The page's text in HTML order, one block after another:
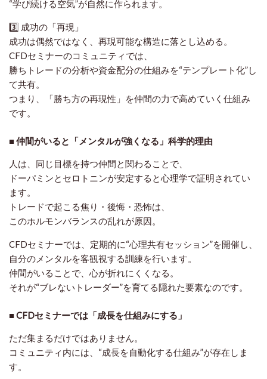
“学び続ける空気”が自然に作られます。
3️⃣ 成功の「再現」
成功は偶然ではなく、再現可能な構造に落とし込める。
CFDセミナーのコミュニティでは、
勝ちトレードの分析や資金配分の仕組みを“テンプレート化”し
て共有。
つまり、「勝ち方の再現性」を仲間の力で高めていく仕組み
です。
■ 仲間がいると「メンタルが強くなる」科学的理由
人は、同じ目標を持つ仲間と関わることで、
ドーパミンとセロトニンが安定する と心理学で証明されてい
ます。
トレードで起こる焦り・後悔・恐怖は、
このホルモンバランスの乱れが原因。
CFDセミナーでは、定期的に“心理共有セッション”を開催し、
自分のメンタルを客観視する訓練を行います。
仲間がいることで、心が折れにくくなる。
それが“ブレないトレーダー”を育てる隠れた要素なのです。
■ CFDセミナーでは「成長を仕組みにする」
ただ集まるだけではありません。
コミュニティ内には、“成長を自動化する仕組み”が存在しま
す。